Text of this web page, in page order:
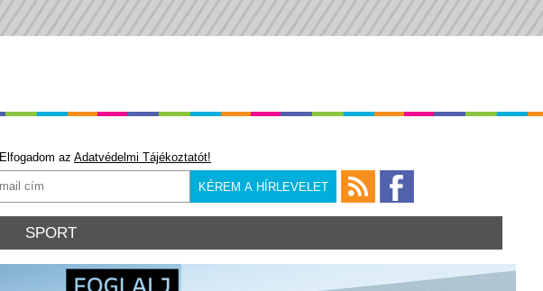
Elfogadom az Adatvédelmi Tájékoztatót!
SPORT